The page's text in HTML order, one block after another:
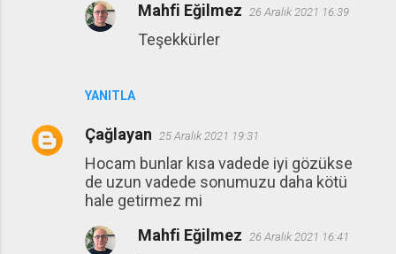
YANITLA
Mahfi Eğilmez 26 Aralık 2021 16:39
Teşekkürler
Çağlayan 25 Aralık 2021 19:31
Hocam bunlar kısa vadede iyi gözükse
de uzun vadede sonumuzu daha kötü
hale getirmez mi
Mahfi Eğilmez 26 Aralık 2021 16:41